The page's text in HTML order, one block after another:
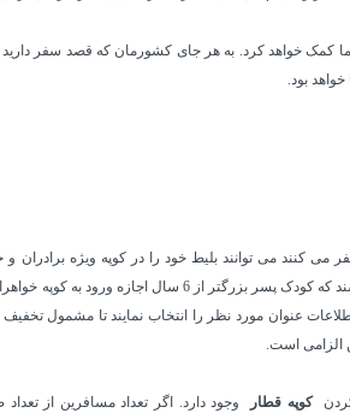
کمک خواهد کرد. به هر جای کشورمان که قصد سفر دارید
بود.
می کنند می توانند بلیط خود را در کوپه ویژه برادران و
کودک خود سفر می کنند باید توجه داشته باشند که کودک پسر
عنوان مورد نظر را انتخاب نمایند تا مشمول
الزامی است.
کوپه قطار وجود دارد. اگر تعداد مسافرین از